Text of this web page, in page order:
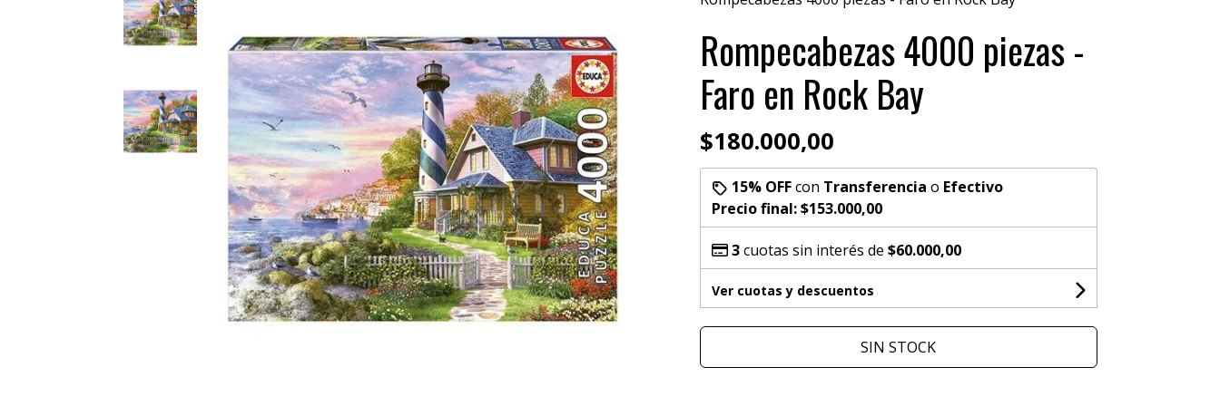
Rompecabezas 4000 piezas -
Faro en Rock Bay
$180.000,00
15% OFFcon Transferencia o Efectivo
Precio final:$153.000,00
3cuotas sin interés de $60.000,00
Ver cuotas y descuentos
SIN STOCK